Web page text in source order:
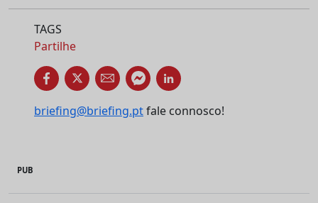
TAGS
Partilhe
briefing@briefing.ptfale connosco!
PUB